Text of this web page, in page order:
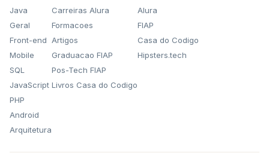
Java
Geral
Front-end
Mobile
SQL
JavaScript
PHP
Android
Arquitetura
Carreiras Alura
Formacoes
Artigos
Graduacao FIAP
Pos-Tech FIAP
Livros Casa do Codigo
Alura
FIAP
Casa do Codigo
Hipsters.tech